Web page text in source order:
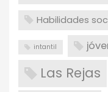
Habilidades
intantil
Las Rejas